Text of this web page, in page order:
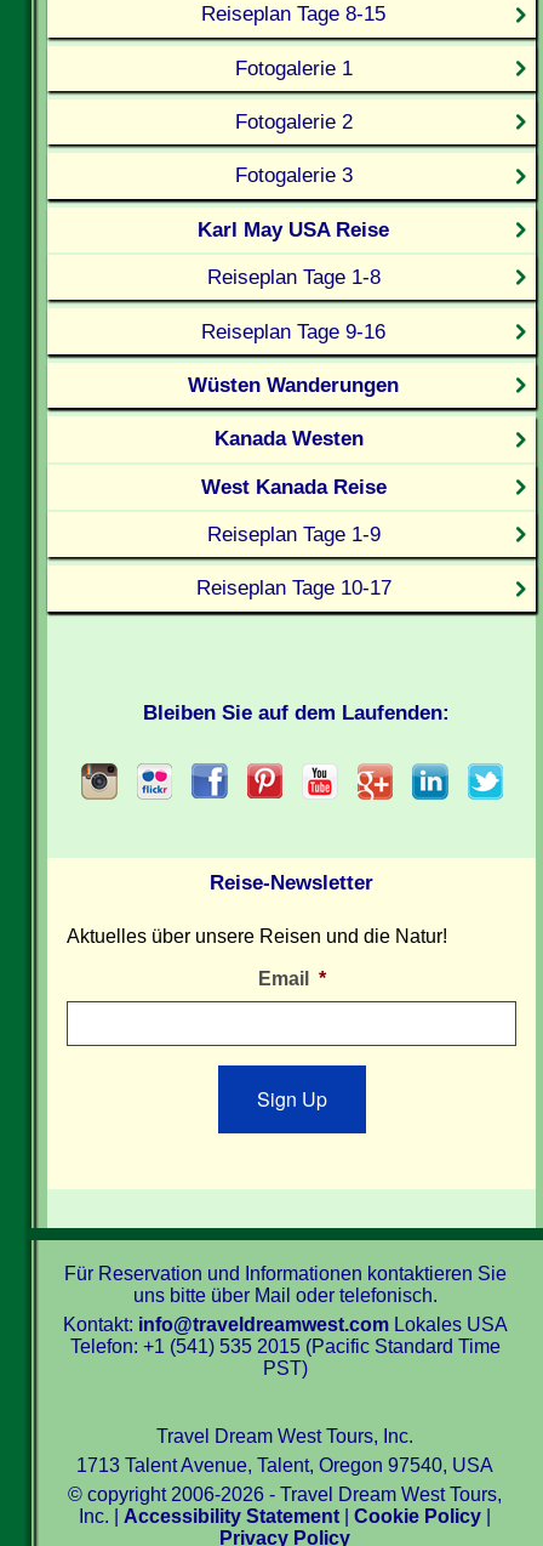
Reiseplan Tage 8-15
Fotogalerie 1
Fotogalerie 2
Fotogalerie 3
Karl May USA Reise
Reiseplan Tage 1-8
Reiseplan Tage 9-16
Wüsten Wanderungen
Kanada Westen
West Kanada Reise
Reiseplan Tage 1-9
Reiseplan Tage 10-17
Bleiben Sie auf dem Laufenden:
Reise-Newsletter
Aktuelles über unsere Reisen und die Natur!
Email *
Sign Up
Für Reservation und Informationen kontaktieren Sie
uns bitte über Mail oder telefonisch.
Kontakt: info@traveldreamwest.comLokales USA
Telefon: +1 (541) 535 2015 (Pacific Standard Time
PST)
Travel Dream West Tours, Inc.
1713 Talent Avenue, Talent, Oregon 97540, USA
© copyright 2006-2026 - Travel Dream West Tours,
Inc. | Accessibility Statement |Cookie Policy
Privacy Policy